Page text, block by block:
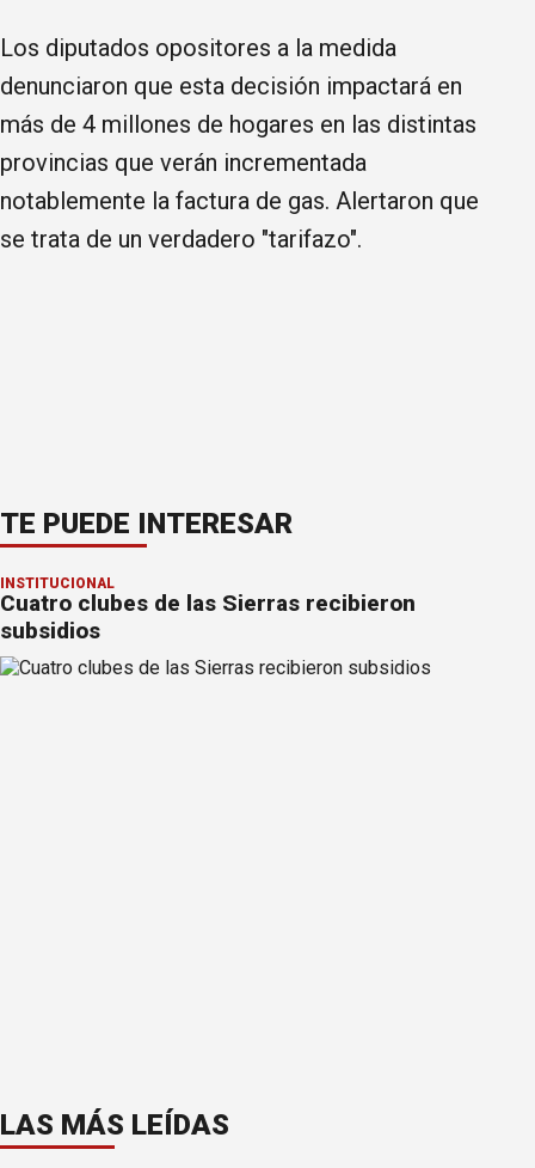
Los diputados opositores a la medida
denunciaron que esta decisión impactará en
más de 4 millones de hogares en las distintas
provincias que verán incrementada
notablemente la factura de gas. Alertaron que
se trata de un verdadero "tarifazo".
TE PUEDE INTERESAR
INSTITUCIONAL
Cuatro clubes de las Sierras recibieron
subsidios
LAS MÁS LEÍDAS